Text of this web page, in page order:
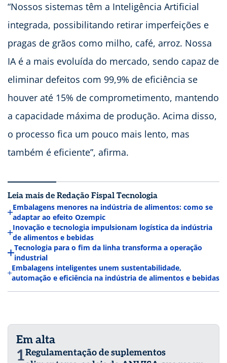
“Nossos sistemas têm a Inteligência Artificial
integrada, possibilitando retirar imperfeições e
pragas de grãos como milho, café, arroz. Nossa
IA é a mais evoluída do mercado, sendo capaz de
eliminar defeitos com 99,9% de eficiência se
houver até 15% de comprometimento, mantendo
a capacidade máxima de produção. Acima disso,
o processo fica um pouco mais lento, mas
também é eficiente”, afirma.
Leia mais de Redação Fispal Tecnologia
Embalagens menores na indústria de alimentos: como se
adaptar ao efeito Ozempic
Inovação e tecnologia impulsionam logística da indústria
de alimentos e bebidas
Tecnologia para o fim da linha transforma a operação
industrial
Embalagens inteligentes unem sustentabilidade,
automação e eficiência na indústria de alimentos e bebidas
Em alta
1Regulamentação de suplementos